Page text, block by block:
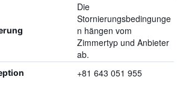
Die
Stornierungsbedingunge
n hängen vom
Zimmertyp und Anbieter
ab.
+81 643 051 955